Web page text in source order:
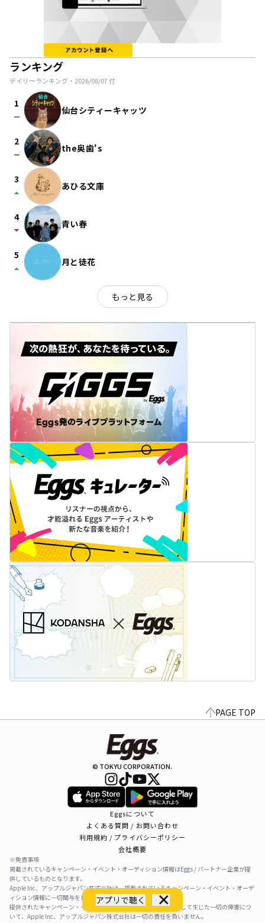
アプリで聴く
ランキング
デイリーランキング・ 2026/08/07付
1
check_indeterminate_small 仙台シティーキャッツ
2
check_indeterminate_small the奥歯's
3
arrow_drop_up あひる文庫
4
arrow_drop_down 青い春
5
arrow_drop_up 月と徒花
もっと見る
PAGE TOP
© TOKYU CORPORATION.
Eggsについて
よくある質問 / お問い合わせ
利用規約 / プライバシーポリシー
会社概要
※免責事項
掲載されているキャンペーン・イベント・オーディション情報はEggs / パートナー企業が提
供しているものとなります。
Apple Inc、アップルジャパン株式会社は、掲載されているキャンペーン・イベント・オーデ
ィション情報に一切関与をしておりません。
提供されたキャンペーン・イベント・オーディション情報を利用して生じた一切の障害につ
いて、Apple Inc、アップルジャパン株式会社は一切の責任を負いません。